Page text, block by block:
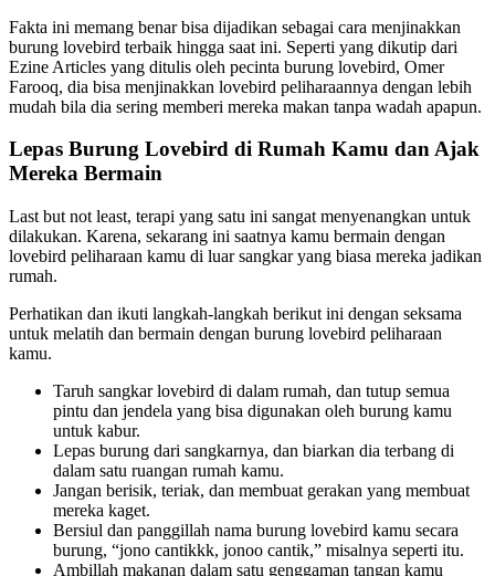
Fakta ini memang benar bisa dijadikan sebagai cara menjinakkan
burung lovebird terbaik hingga saat ini. Seperti yang dikutip dari
Ezine Articles yang ditulis oleh pecinta burung lovebird, Omer
Farooq, dia bisa menjinakkan lovebird peliharaannya dengan lebih
mudah bila dia sering memberi mereka makan tanpa wadah apapun.
Lepas Burung Lovebird di Rumah Kamu dan Ajak
Mereka Bermain
Last but not least, terapi yang satu ini sangat menyenangkan untuk
dilakukan. Karena, sekarang ini saatnya kamu bermain dengan
lovebird peliharaan kamu di luar sangkar yang biasa mereka jadikan
rumah.
Perhatikan dan ikuti langkah-langkah berikut ini dengan seksama
untuk melatih dan bermain dengan burung lovebird peliharaan
kamu.
Taruh sangkar lovebird di dalam rumah, dan tutup semua
pintu dan jendela yang bisa digunakan oleh burung kamu
untuk kabur.
Lepas burung dari sangkarnya, dan biarkan dia terbang di
dalam satu ruangan rumah kamu.
Jangan berisik, teriak, dan membuat gerakan yang membuat
mereka kaget.
Bersiul dan panggillah nama burung lovebird kamu secara
burung, “jono cantikkk, jonoo cantik,” misalnya seperti itu.
Ambillah makanan dalam satu genggaman tangan kamu